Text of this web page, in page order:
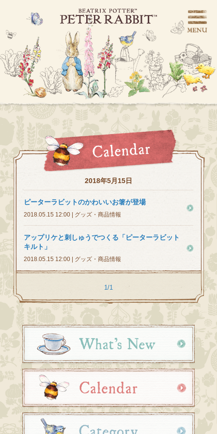
2018年5月15日
ピーターラビットのかわいいお箸が登場
2018.05.15 12:00 | グッズ・商品情報
アップリケと刺しゅうでつくる「ピーターラビット
キルト」
2018.05.15 12:00 | グッズ・商品情報
1/1